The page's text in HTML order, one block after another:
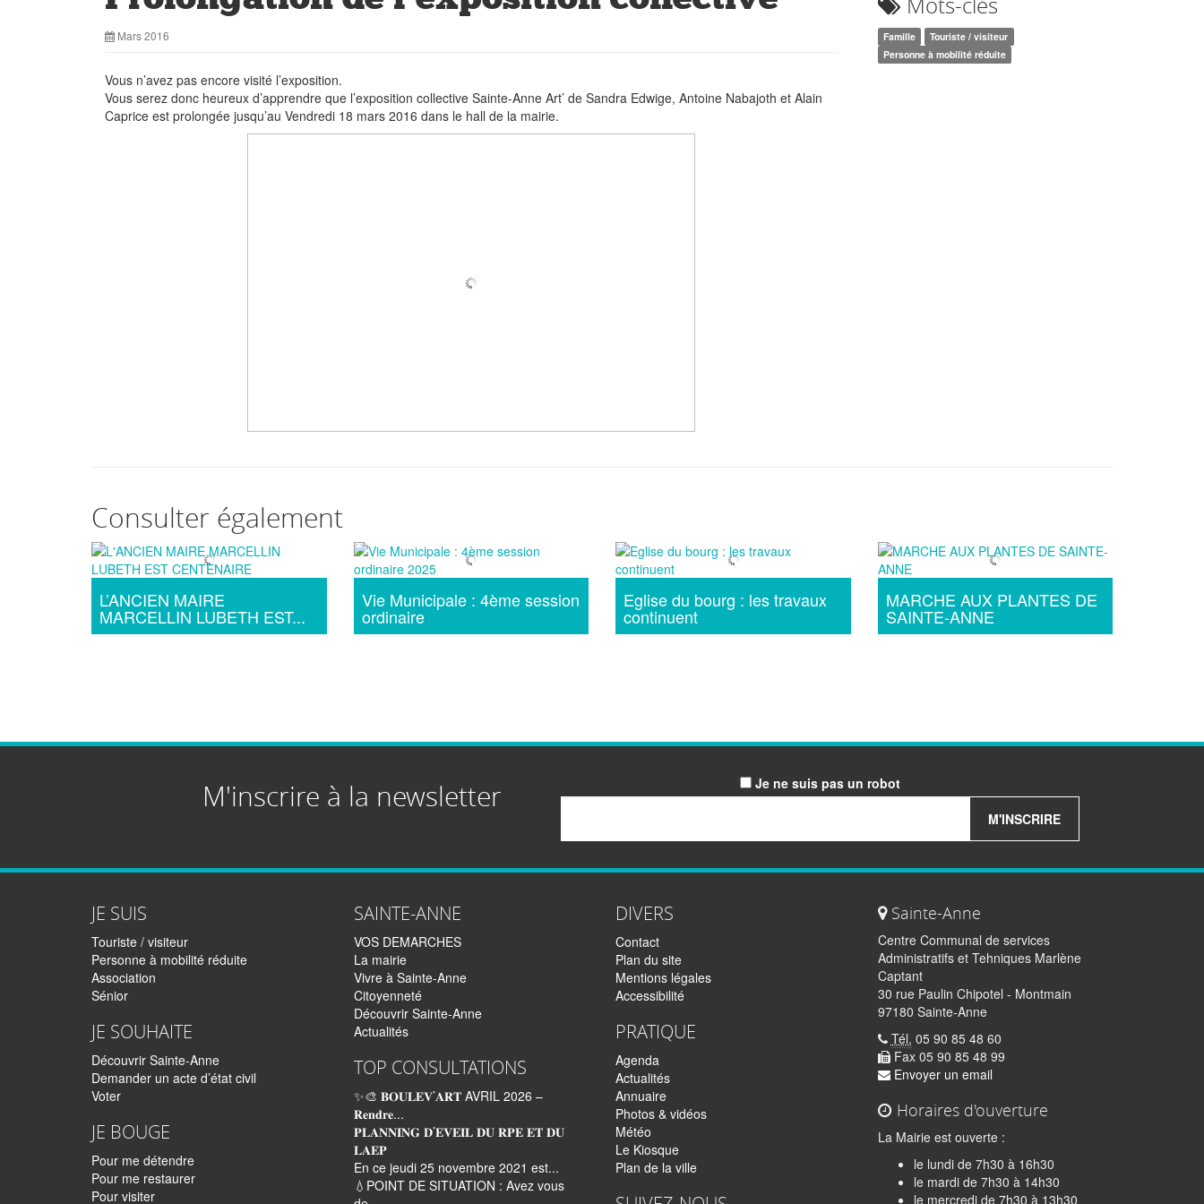
Mars 2016
Vous n’avez pas encore visité l’exposition.
Vous serez donc heureux d’apprendre que l’exposition collective Sainte-Anne Art’ de Sandra Edwige, Antoine Nabajoth et Alain
Caprice est prolongée jusqu’au Vendredi 18 mars 2016 dans le hall de la mairie.
Famille
Touriste / visiteur
Personne à mobilité réduite
Consulter également
L’ANCIEN MAIRE
MARCELLIN LUBETH EST...
Vie Municipale : 4ème session
ordinaire
Eglise du bourg : les travaux
continuent
MARCHE AUX PLANTES DE
SAINTE-ANNE
M'inscrire à la newsletter
Je ne suis pas un robot
M'INSCRIRE
JE SUIS
Touriste / visiteur
Personne à mobilité réduite
Association
Sénior
JE SOUHAITE
Découvrir Sainte-Anne
Demander un acte d’état civil
Voter
JE BOUGE
Pour me détendre
Pour me restaurer
Pour visiter
SAINTE-ANNE
VOS DEMARCHES
La mairie
Vivre à Sainte-Anne
Citoyenneté
Découvrir Sainte-Anne
Actualités
TOP CONSULTATIONS
✨🎨 𝐁𝐎𝐔𝐋𝐄𝐕’𝐀𝐑𝐓 AVRIL 2026 –
𝐑𝐞𝐧𝐝𝐫𝐞...
𝐏𝐋𝐀𝐍𝐍𝐈𝐍𝐆 𝐃’𝐄𝐕𝐄𝐈𝐋 𝐃𝐔 𝐑𝐏𝐄 𝐄𝐓 𝐃𝐔
𝐋𝐀𝐄𝐏
En ce jeudi 25 novembre 2021 est...
💧POINT DE SITUATION : Avez vous
DIVERS
Contact
Plan du site
Mentions légales
Accessibilité
PRATIQUE
Agenda
Actualités
Annuaire
Photos & vidéos
Météo
Le Kiosque
Plan de la ville
Sainte-Anne
Centre Communal de services
Administratifs et Tehniques Marlène
Captant
30 rue Paulin Chipotel - Montmain
97180 Sainte-Anne
Tél. 05 90 85 48 60
Fax 05 90 85 48 99
Envoyer un email
Horaires d'ouverture
La Mairie est ouverte :
le lundi de 7h30 à 16h30
le mardi de 7h30 à 14h30
le mercredi de 7h30 à 13h30